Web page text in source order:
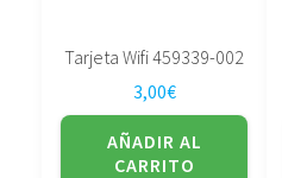
Tarjeta Wifi 459339-002
3,00€
AÑADIR AL
CARRITO